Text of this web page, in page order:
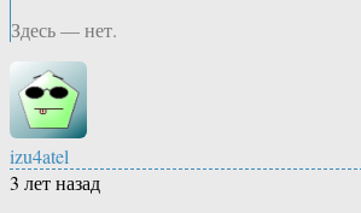
Здесь — нет.
izu4atel
3 лет назад